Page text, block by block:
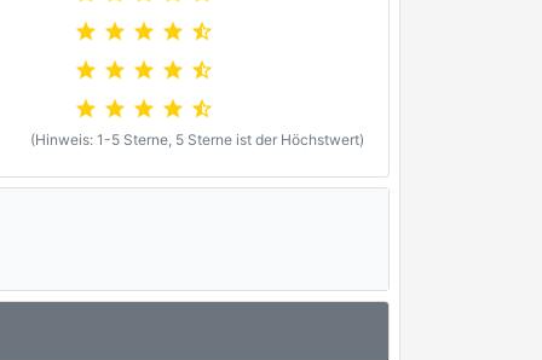
star star star star star_half
star star star star star_half
star star star star star_half
(Hinweis: 1-5 Sterne, 5 Sterne ist der Höchstwert)